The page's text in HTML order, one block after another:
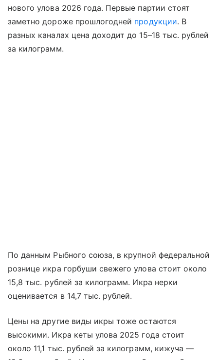
нового улова 2026 года. Первые партии стоят
заметно дороже прошлогодней продукции. В
разных каналах цена доходит до 15–18 тыс. рублей
за килограмм.
По данным Рыбного союза, в крупной федеральной
рознице икра горбуши свежего улова стоит около
15,8 тыс. рублей за килограмм. Икра нерки
оценивается в 14,7 тыс. рублей.
Цены на другие виды икры тоже остаются
высокими. Икра кеты улова 2025 года стоит
около 11,1 тыс. рублей за килограмм, кижуча —